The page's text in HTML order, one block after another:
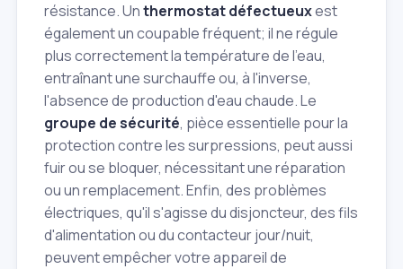
résistance. Unthermostat défectueuxest
également un coupable fréquent; il ne régule
plus correctement la température de l'eau,
entraînant une surchauffe ou, à l'inverse,
l'absence de production d'eau chaude. Le
groupe de sécurité, pièce essentielle pour la
protection contre les surpressions, peut aussi
fuir ou se bloquer, nécessitant une réparation
ou un remplacement. Enfin, des problèmes
électriques, qu'il s'agisse du disjoncteur, des fils
d'alimentation ou du contacteur jour/nuit,
peuvent empêcher votre appareil de